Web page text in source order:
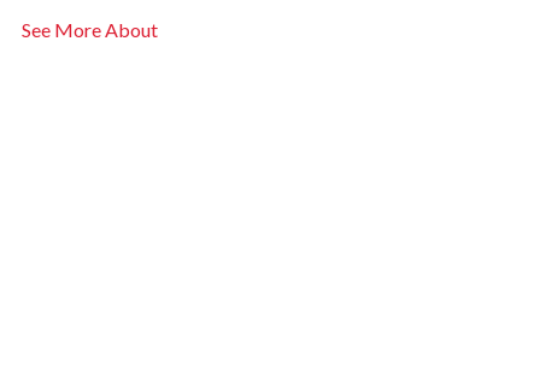
See More About